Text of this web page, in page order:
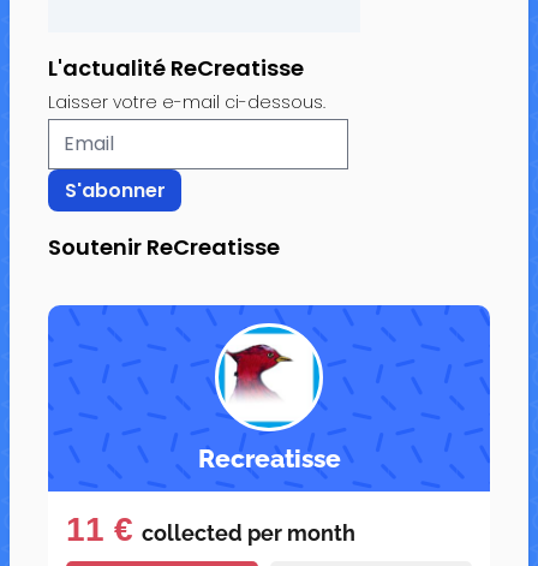
L'actualité ReCreatisse
Laisser votre e-mail ci-dessous.
Soutenir ReCreatisse
Recreatisse
11 € collected per month